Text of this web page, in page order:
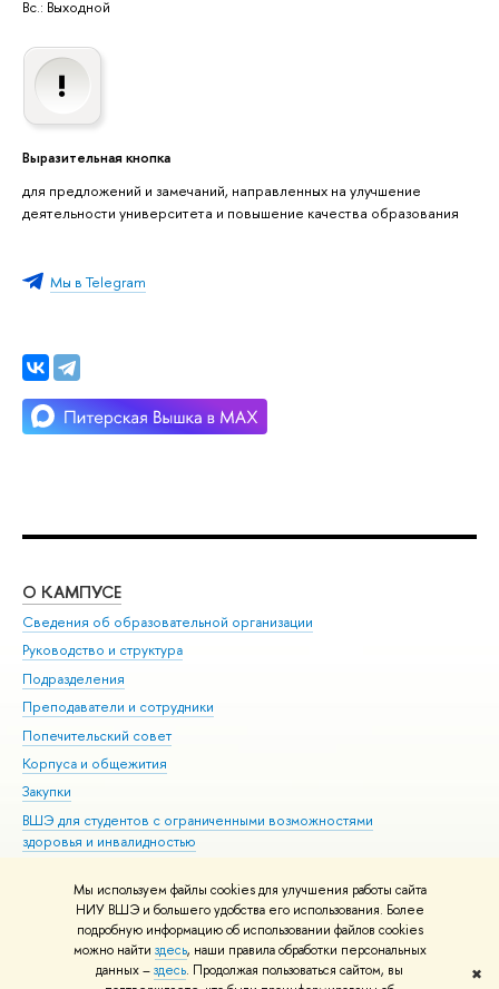
Мы используем файлы cookies для улучшения работы сайта
НИУ ВШЭ и большего удобства его использования. Более
подробную информацию об использовании файлов cookies
можно найти здесь, наши правила обработки персональных
данных –здесь. Продолжая пользоваться сайтом, вы
✖
Вс.: Выходной
Выразительная кнопка
для предложений и замечаний, направленных на улучшение
деятельности университета и повышение качества образования
Мы в Telegram
О КАМПУСЕ
Сведения об образовательной организации
Руководство и структура
Подразделения
Преподаватели и сотрудники
Попечительский совет
Корпуса и общежития
Закупки
ВШЭ для студентов с ограниченными возможностями
здоровья и инвалидностью
Единая платежная страница